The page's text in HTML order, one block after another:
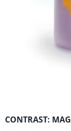
Оренбургская
Пензенская
Пермский край
Саратовская
CONTRAST: